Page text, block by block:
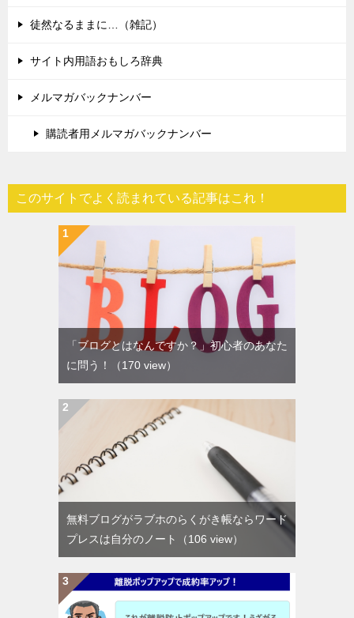
徒然なるままに…（雑記）
サイト内用語おもしろ辞典
メルマガバックナンバー
購読者用メルマガバックナンバー
このサイトでよく読まれている記事はこれ！
「ブログとはなんですか？」初心者のあなた
に問う！
（170 view）
無料ブログがラブホのらくがき帳ならワード
プレスは自分のノート
（106 view）